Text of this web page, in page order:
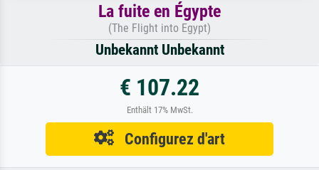
La fuite en Égypte
(The Flight into Egypt)
Unbekannt Unbekannt
€ 107.22
Enthält 17% MwSt.
Configurez d'art